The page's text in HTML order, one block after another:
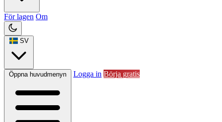
För lagen Om
SV
Öppna huvudmenyn Logga in Börja gratis